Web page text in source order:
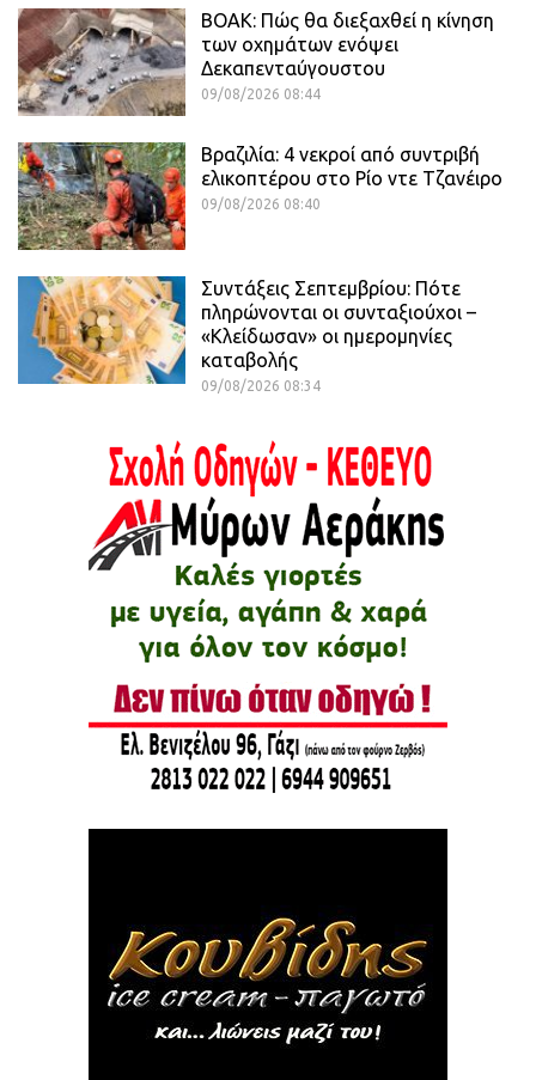
ΒΟΑΚ: Πώς θα διεξαχθεί η κίνηση
των οχημάτων ενόψει
Δεκαπενταύγουστου
09/08/2026 08:44
Βραζιλία: 4 νεκροί από συντριβή
ελικοπτέρου στο Ρίο ντε Τζανέιρο
09/08/2026 08:40
Συντάξεις Σεπτεμβρίου: Πότε
πληρώνονται οι συνταξιούχοι –
«Κλείδωσαν» οι ημερομηνίες
καταβολής
09/08/2026 08:34